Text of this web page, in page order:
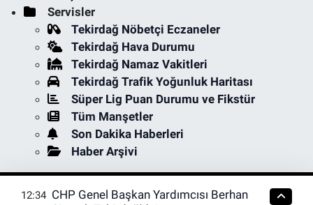
Servisler
Tekirdağ Nöbetçi Eczaneler
Tekirdağ Hava Durumu
Tekirdağ Namaz Vakitleri
Tekirdağ Trafik Yoğunluk Haritası
Süper Lig Puan Durumu ve Fikstür
Tüm Manşetler
Son Dakika Haberleri
Haber Arşivi
12:34 CHP Genel Başkan Yardımcısı Berhan